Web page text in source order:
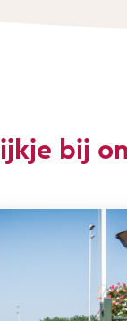
bij